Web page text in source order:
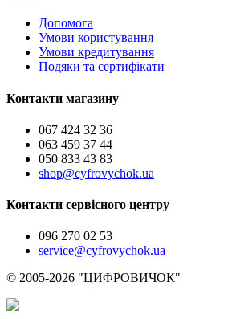
Допомога
Умови користування
Умови кредитування
Подяки та сертифікати
Контакти магазину
067 424 32 36
063 459 37 44
050 833 43 83
shop@cyfrovychok.ua
Контакти сервісного центру
096 270 02 53
service@cyfrovychok.ua
© 2005-2026 "ЦИФРОВИЧОК"